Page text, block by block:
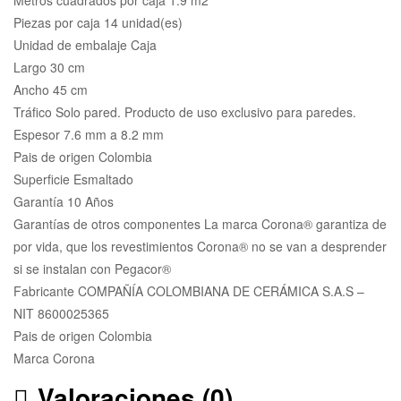
Piezas por caja 14 unidad(es)
Unidad de embalaje Caja
Largo 30 cm
Ancho 45 cm
Tráfico Solo pared. Producto de uso exclusivo para paredes.
Espesor 7.6 mm a 8.2 mm
Pais de origen Colombia
Superficie Esmaltado
Garantía 10 Años
Garantías de otros componentes La marca Corona® garantiza de
por vida, que los revestimientos Corona® no se van a desprender
si se instalan con Pegacor®
Fabricante COMPAÑÍA COLOMBIANA DE CERÁMICA S.A.S –
NIT 8600025365
Pais de origen Colombia
Marca Corona